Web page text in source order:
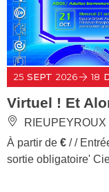
25 SEPT 2026 18
Virtuel ! Et
RIEUPEYROUX
À partir de € / /
sortie obligatoire'